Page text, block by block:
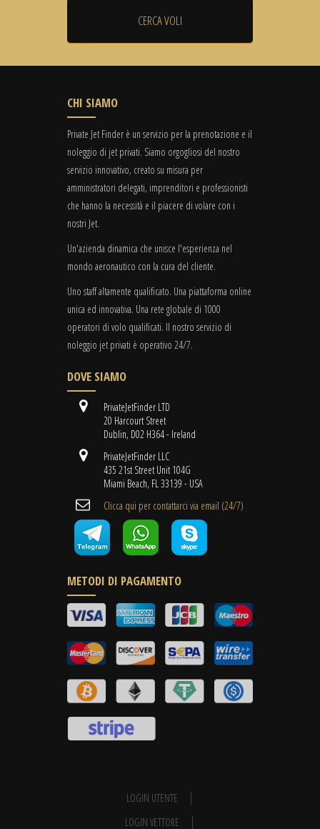
CHI SIAMO
Private Jet Finder è un servizio per la prenotazione e il
noleggio di jet privati. Siamo orgogliosi del nostro
servizio innovativo, creato su misura per
amministratori delegati, imprenditori e professionisti
che hanno la necessità e il piacere di volare con i
nostri Jet.
Un'azienda dinamica che unisce l'esperienza nel
mondo aeronautico con la cura del cliente.
Uno staff altamente qualificato. Una piattaforma online
unica ed innovativa. Una rete globale di 1000
operatori di volo qualificati. Il nostro servizio di
noleggio jet privati è operativo 24/7.
DOVE SIAMO
PrivateJetFinder LTD
20 Harcourt Street
Dublin, D02 H364 - Ireland
PrivateJetFinder LLC
435 21st Street Unit 104G
Miami Beach, FL 33139 - USA
Clicca qui per contattarci via email (24/7)
METODI DI PAGAMENTO
LOGIN UTENTE
LOGIN VETTORE